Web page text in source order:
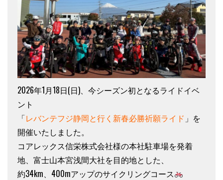
2026年1月18日(日)、今シーズン初となるライドイベ
ント
「レバンテフジ静岡と行く新春必勝祈願ライド 」を
開催いたしました。
コアレックス信栄株式会社様の本社駐車場を発着
地、富士山本宮浅間大社を目的地とした、
約34km、400mアップのサイクリングコース